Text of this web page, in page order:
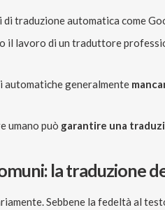
di traduzione automatica come
il lavoro di un traduttore
automatiche generalmente
umano può garantire una
la traduzione
Sebbene la fedeltà al